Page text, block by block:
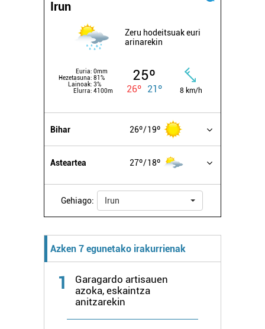
Irun
Zeru hodeitsuak euri
arinarekin
Euria: 0mm
Hezetasuna: 81%
Lainoak: 3%
Elurra: 4100m
25º
26º 21º 8 km/h
Bihar 26º 19º
Asteartea 27º 18º
Gehiago: Irun
Azken 7 egunetako irakurrienak
1
Garagardo artisauen
azoka, eskaintza
anitzarekin